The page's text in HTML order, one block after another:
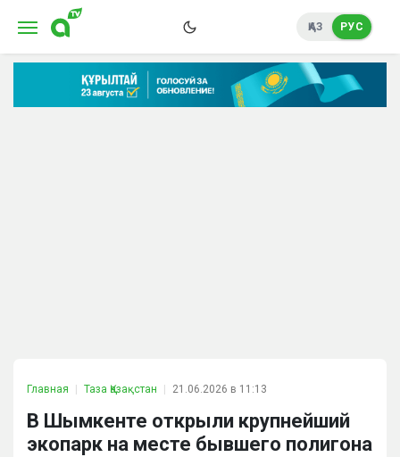
ҚАЗ РУС
Главная Таза Қазақстан 21.06.2026 в 11:13
В Шымкенте открыли крупнейший
экопарк на месте бывшего полигона